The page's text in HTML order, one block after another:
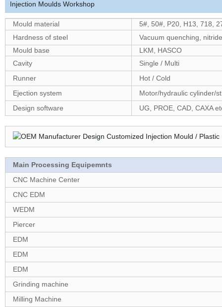
Injection Moulds Workshop
Mould material
5#, 50#, P20, H13, 718,
Hardness of steel
Vacuum quenching,
Mould base
LKM, HASCO
Cavity
Single / Multi
Runner
Hot / Cold
Ejection system
Motor/hydraulic cylinder/
Design software
UG, PROE, CAD, CAXA
Main Processing Equipemnts
CNC Machine Center
CNC EDM
WEDM
Piercer
EDM
EDM
EDM
Grinding machine
Milling Machine